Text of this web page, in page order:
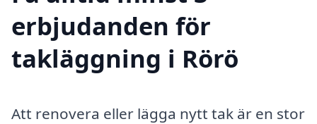
erbjudanden för
takläggning i Rörö
Att renovera eller lägga nytt tak är en stor